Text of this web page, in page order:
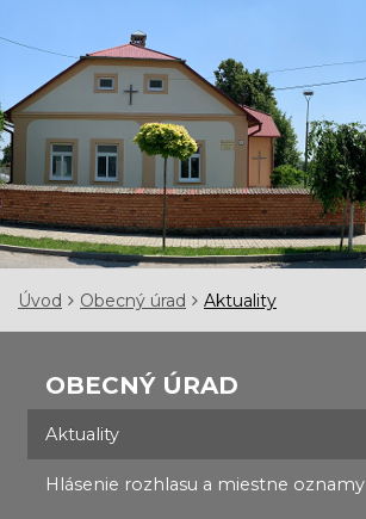
Úvod Obecný úrad Aktuality
OBECNÝ ÚRAD
Aktuality
Hlásenie rozhlasu a miestne oznamy